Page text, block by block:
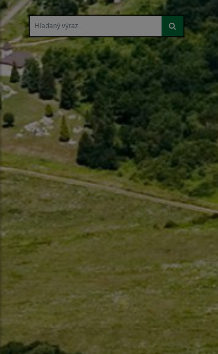
Hľadaný výraz...